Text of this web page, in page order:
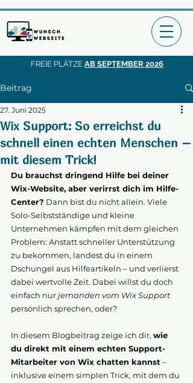
FREIE PLÄTZE AB SEPTEMBER 2026
Beitrag
Wix Support: So erreichst du
schnell einen echten Menschen –
mit diesem Trick!
27. Juni 2025
Du brauchst dringend Hilfe bei deiner
Wix-Website, aber verirrst dich im Hilfe-
Center? Dann bist du nicht allein. Viele
Solo-Selbstständige und kleine
Unternehmen kämpfen mit dem gleichen
Problem: Anstatt schneller Unterstützung
zu bekommen, landest du in einem
Dschungel aus Hilfeartikeln – und verlierst
dabei wertvolle Zeit. Dabei willst du doch
einfach nur jemanden vom Wix Support
persönlich sprechen, oder?
In diesem Blogbeitrag zeige ich dir, wie
du direkt mit einem echten Support-
Mitarbeiter von Wix chatten kannst –
inklusive einem simplen Trick, mit dem du